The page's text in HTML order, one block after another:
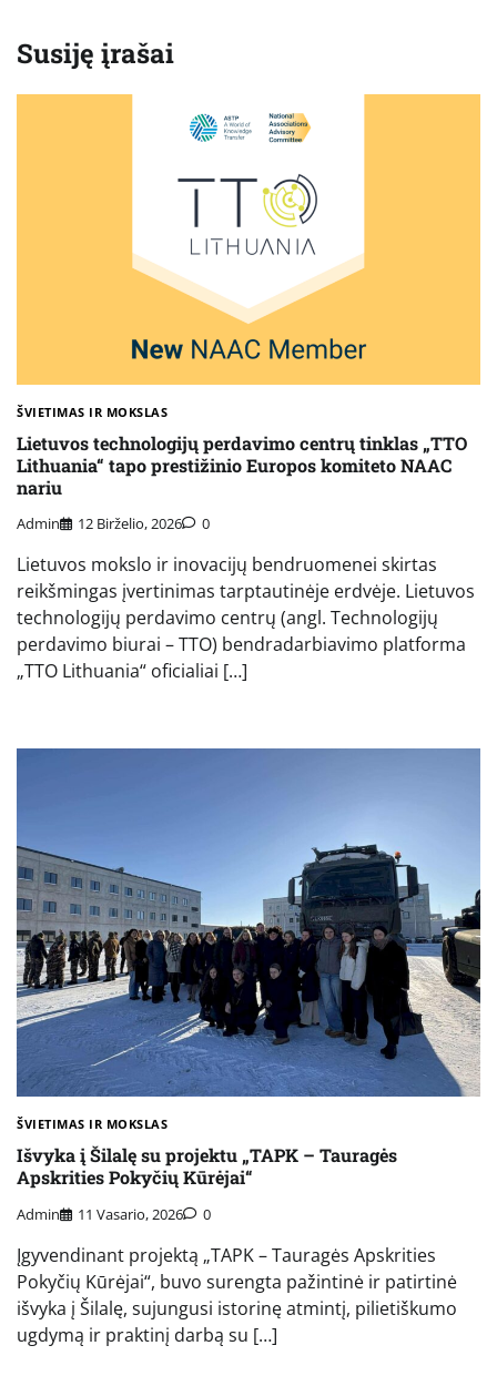
Susiję įrašai
ŠVIETIMAS IR MOKSLAS
Lietuvos technologijų perdavimo centrų tinklas „TTO
Lithuania“ tapo prestižinio Europos komiteto NAAC
nariu
Admin 12 Birželio, 2026 0
Lietuvos mokslo ir inovacijų bendruomenei skirtas
reikšmingas įvertinimas tarptautinėje erdvėje. Lietuvos
technologijų perdavimo centrų (angl. Technologijų
perdavimo biurai – TTO) bendradarbiavimo platforma
„TTO Lithuania“ oficialiai […]
ŠVIETIMAS IR MOKSLAS
Išvyka į Šilalę su projektu „TAPK – Tauragės
Apskrities Pokyčių Kūrėjai“
Admin 11 Vasario, 2026 0
Įgyvendinant projektą „TAPK – Tauragės Apskrities
Pokyčių Kūrėjai“, buvo surengta pažintinė ir patirtinė
išvyka į Šilalę, sujungusi istorinę atmintį, pilietiškumo
ugdymą ir praktinį darbą su […]